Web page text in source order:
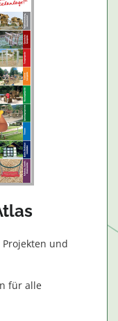
und
für alle